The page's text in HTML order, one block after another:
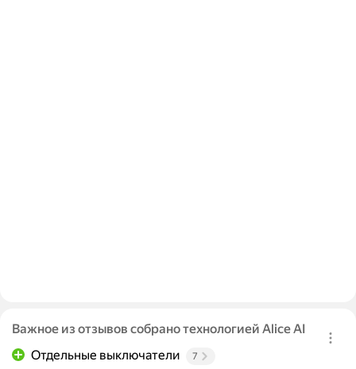
Важное из отзывов собрано технологией Alice AI
Отдельные выключатели
7